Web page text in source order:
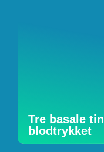
Tre basale
blodtrykket